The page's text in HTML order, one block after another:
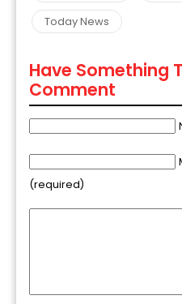
Today News
Have Something
Comment
(required)